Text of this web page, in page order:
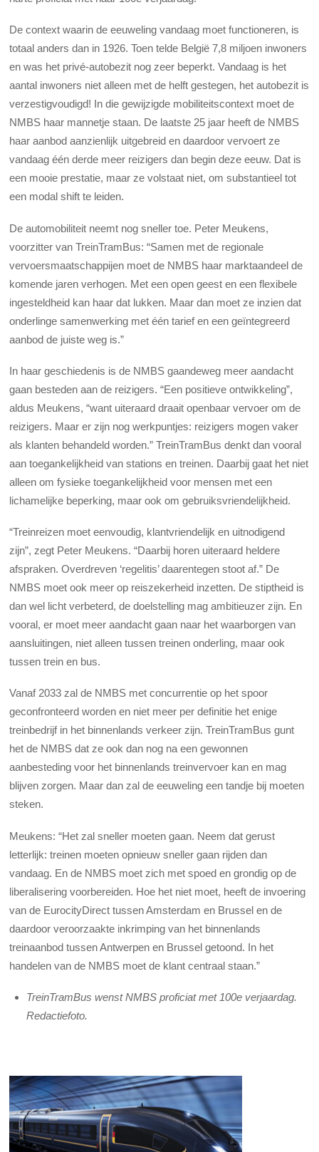
De context waarin de eeuweling vandaag moet functioneren, is
totaal anders dan in 1926. Toen telde België 7,8 miljoen inwoners
en was het privé-autobezit nog zeer beperkt. Vandaag is het
aantal inwoners niet alleen met de helft gestegen, het autobezit is
verzestigvoudigd! In die gewijzigde mobiliteitscontext moet de
NMBS haar mannetje staan. De laatste 25 jaar heeft de NMBS
haar aanbod aanzienlijk uitgebreid en daardoor vervoert ze
vandaag één derde meer reizigers dan begin deze eeuw. Dat is
een mooie prestatie, maar ze volstaat niet, om substantieel tot
een modal shift te leiden.
De automobiliteit neemt nog sneller toe. Peter Meukens,
voorzitter van TreinTramBus: “Samen met de regionale
vervoersmaatschappijen moet de NMBS haar marktaandeel de
komende jaren verhogen. Met een open geest en een flexibele
ingesteldheid kan haar dat lukken. Maar dan moet ze inzien dat
onderlinge samenwerking met één tarief en een geïntegreerd
aanbod de juiste weg is.”
In haar geschiedenis is de NMBS gaandeweg meer aandacht
gaan besteden aan de reizigers. “Een positieve ontwikkeling”,
aldus Meukens, “want uiteraard draait openbaar vervoer om de
reizigers. Maar er zijn nog werkpuntjes: reizigers mogen vaker
als klanten behandeld worden.” TreinTramBus denkt dan vooral
aan toegankelijkheid van stations en treinen. Daarbij gaat het niet
alleen om fysieke toegankelijkheid voor mensen met een
lichamelijke beperking, maar ook om gebruiksvriendelijkheid.
“Treinreizen moet eenvoudig, klantvriendelijk en uitnodigend
zijn”, zegt Peter Meukens. “Daarbij horen uiteraard heldere
afspraken. Overdreven ‘regelitis’ daarentegen stoot af.” De
NMBS moet ook meer op reiszekerheid inzetten. De stiptheid is
dan wel licht verbeterd, de doelstelling mag ambitieuzer zijn. En
vooral, er moet meer aandacht gaan naar het waarborgen van
aansluitingen, niet alleen tussen treinen onderling, maar ook
tussen trein en bus.
Vanaf 2033 zal de NMBS met concurrentie op het spoor
geconfronteerd worden en niet meer per definitie het enige
treinbedrijf in het binnenlands verkeer zijn. TreinTramBus gunt
het de NMBS dat ze ook dan nog na een gewonnen
aanbesteding voor het binnenlands treinvervoer kan en mag
blijven zorgen. Maar dan zal de eeuweling een tandje bij moeten
steken.
Meukens: “Het zal sneller moeten gaan. Neem dat gerust
letterlijk: treinen moeten opnieuw sneller gaan rijden dan
vandaag. En de NMBS moet zich met spoed en grondig op de
liberalisering voorbereiden. Hoe het niet moet, heeft de invoering
van de EurocityDirect tussen Amsterdam en Brussel en de
daardoor veroorzaakte inkrimping van het binnenlands
treinaanbod tussen Antwerpen en Brussel getoond. In het
handelen van de NMBS moet de klant centraal staan.”
TreinTramBus wenst NMBS proficiat met 100e verjaardag.
Redactiefoto.